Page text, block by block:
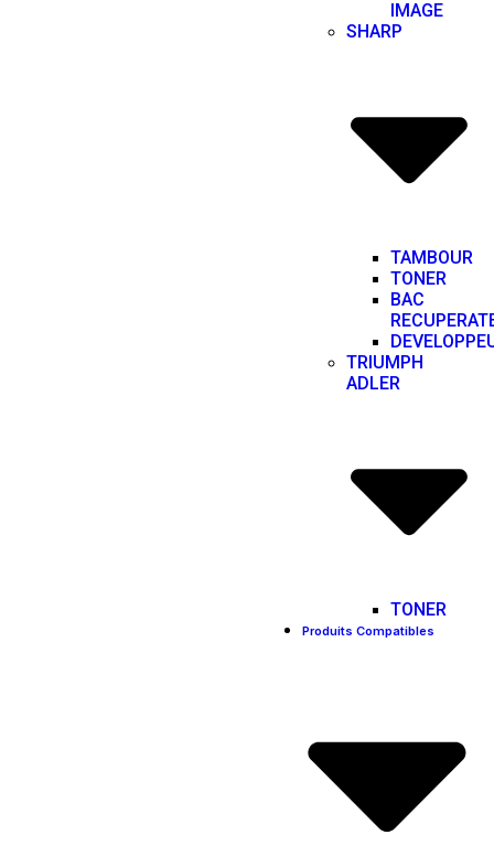
IMAGE
SHARP
TAMBOUR
TONER
BAC
TRIUMPH
ADLER
TONER
Produits Compatibles